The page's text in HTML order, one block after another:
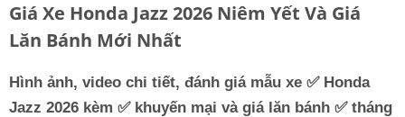
Giá Xe Honda Jazz 2026 Niêm Yết Và Giá
Lăn Bánh Mới Nhất
Hình ảnh, video chi tiết, đánh giá mẫu xe ✅ Honda
Jazz 2026 kèm ✅ khuyến mại và giá lăn bánh ✅ tháng